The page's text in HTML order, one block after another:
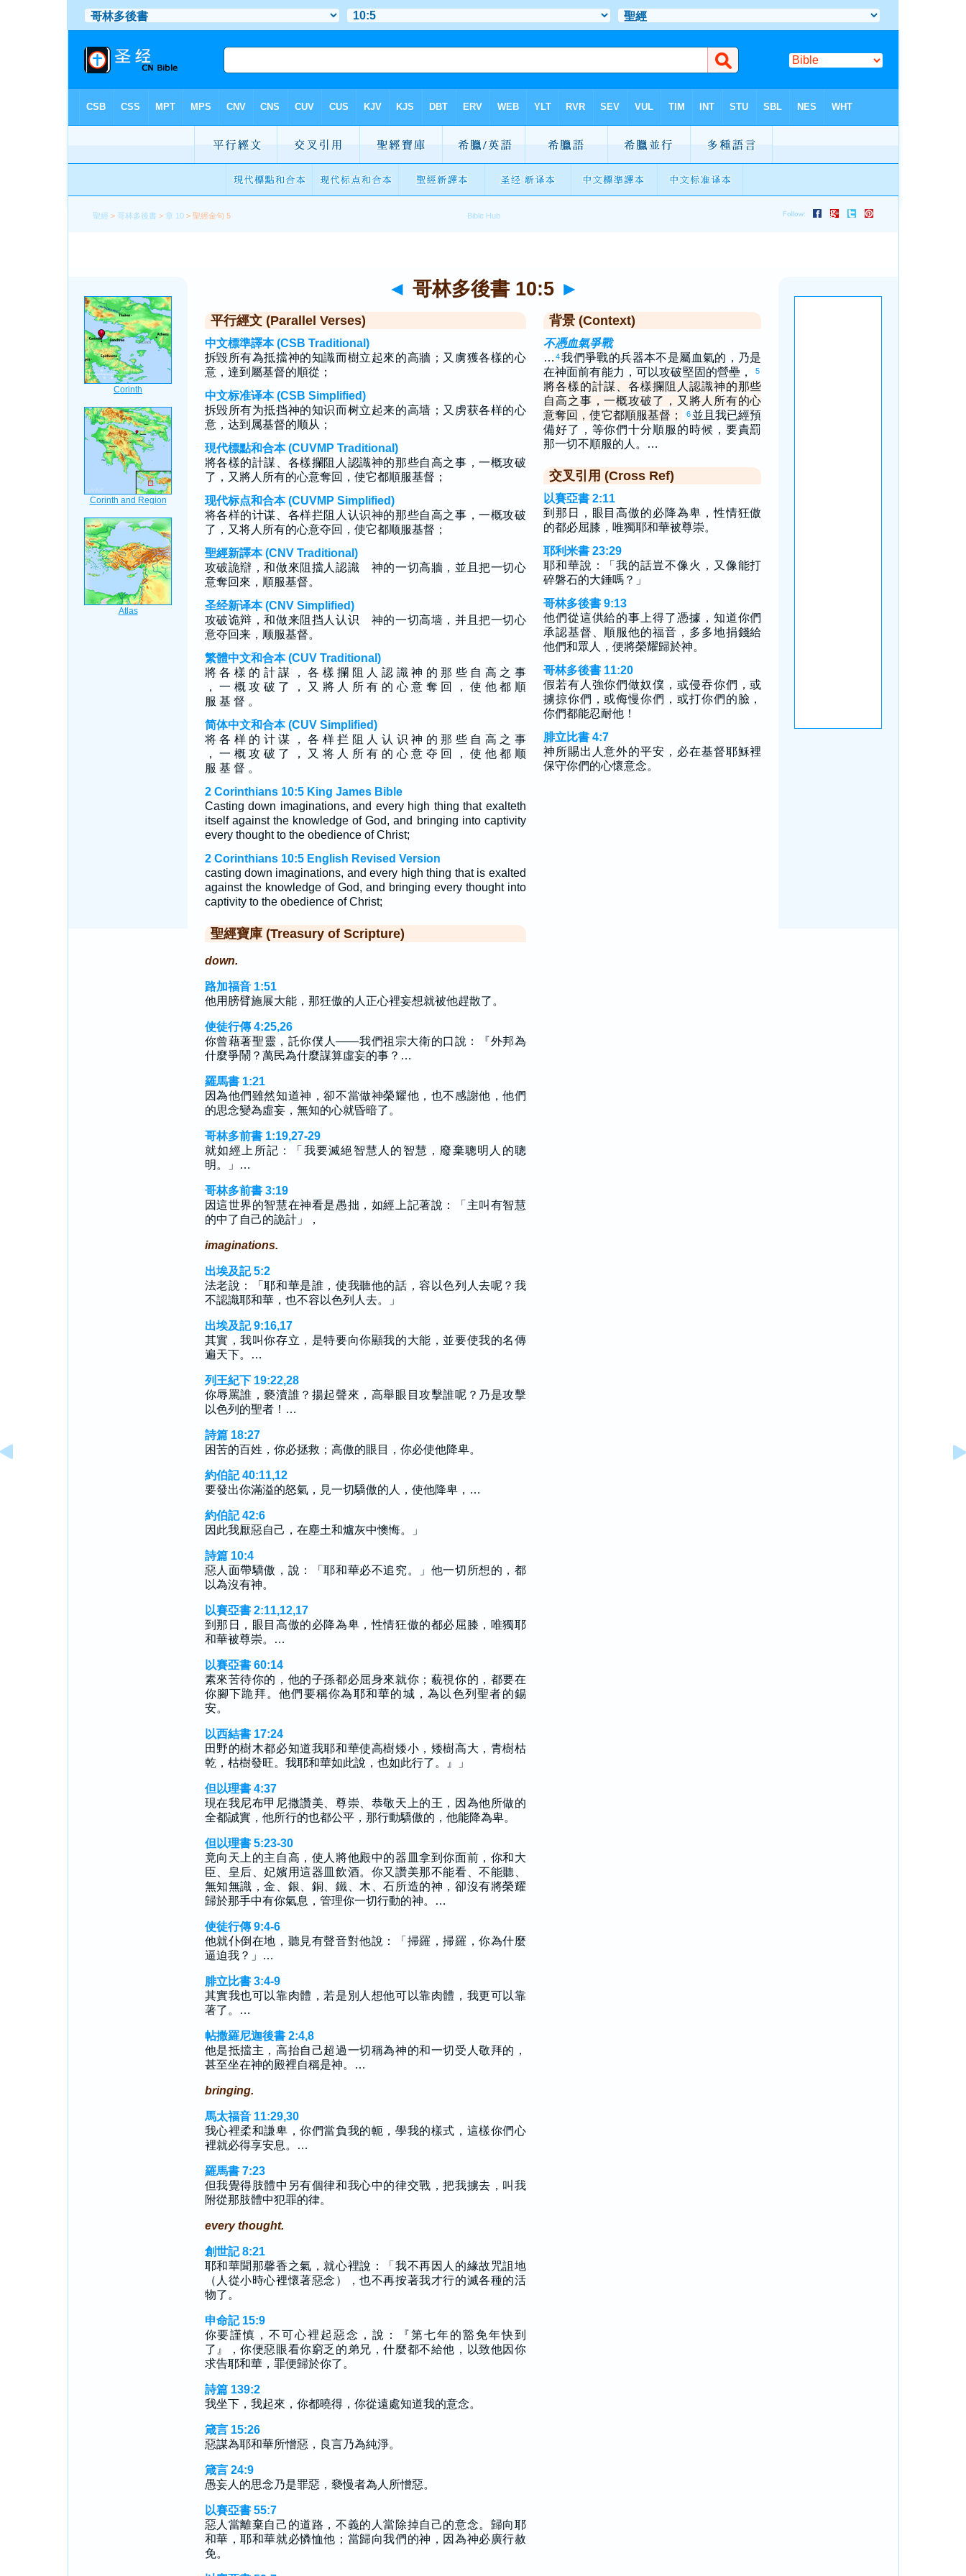
聖經 > 哥林多後書 > 章 10 > 聖經金句 5
◄ 哥林多後書 10:5 ►
平行經文 (Parallel Verses)
中文標準譯本 (CSB Traditional)
拆毀所有為抵擋神的知識而樹立起來的高牆；又虜獲各樣的心
意，達到屬基督的順從；
中文标准译本 (CSB Simplified)
拆毁所有为抵挡神的知识而树立起来的高墙；又虏获各样的心
意，达到属基督的顺从；
現代標點和合本 (CUVMP Traditional)
將各樣的計謀、各樣攔阻人認識神的那些自高之事，一概攻破
了，又將人所有的心意奪回，使它都順服基督；
现代标点和合本 (CUVMP Simplified)
将各样的计谋、各样拦阻人认识神的那些自高之事，一概攻破
了，又将人所有的心意夺回，使它都顺服基督；
聖經新譯本 (CNV Traditional)
攻破詭辯，和做來阻擋人認識 神的一切高牆，並且把一切心
意奪回來，順服基督。
圣经新译本 (CNV Simplified)
攻破诡辩，和做来阻挡人认识 神的一切高墙，并且把一切心
意夺回来，顺服基督。
繁體中文和合本 (CUV Traditional)
將 各 樣 的 計 謀 ， 各 樣 攔 阻 人 認 識 神 的 那 些 自 高 之 事
， 一 概 攻 破 了 ， 又 將 人 所 有 的 心 意 奪 回 ， 使 他 都 順
服 基 督 。
简体中文和合本 (CUV Simplified)
将 各 样 的 计 谋 ， 各 样 拦 阻 人 认 识 神 的 那 些 自 高 之 事
， 一 概 攻 破 了 ， 又 将 人 所 有 的 心 意 夺 回 ， 使 他 都 顺
服 基 督 。
2 Corinthians 10:5 King James Bible
Casting down imaginations, and every high thing that exalteth
itself against the knowledge of God, and bringing into captivity
every thought to the obedience of Christ;
2 Corinthians 10:5 English Revised Version
casting down imaginations, and every high thing that is exalted
against the knowledge of God, and bringing every thought into
captivity to the obedience of Christ;
聖經寶庫 (Treasury of Scripture)
down.
路加福音 1:51
他用膀臂施展大能，那狂傲的人正心裡妄想就被他趕散了。
使徒行傳 4:25,26
你曾藉著聖靈，託你僕人——我們祖宗大衛的口說：『外邦為
什麼爭鬧？萬民為什麼謀算虛妄的事？…
羅馬書 1:21
因為他們雖然知道神，卻不當做神榮耀他，也不感謝他，他們
的思念變為虛妄，無知的心就昏暗了。
哥林多前書 1:19,27-29
就如經上所記：「我要滅絕智慧人的智慧，廢棄聰明人的聰
明。」…
哥林多前書 3:19
因這世界的智慧在神看是愚拙，如經上記著說：「主叫有智慧
的中了自己的詭計」，
imaginations.
出埃及記 5:2
法老說：「耶和華是誰，使我聽他的話，容以色列人去呢？我
不認識耶和華，也不容以色列人去。」
出埃及記 9:16,17
其實，我叫你存立，是特要向你顯我的大能，並要使我的名傳
遍天下。…
列王紀下 19:22,28
你辱罵誰，褻瀆誰？揚起聲來，高舉眼目攻擊誰呢？乃是攻擊
以色列的聖者！…
詩篇 18:27
困苦的百姓，你必拯救；高傲的眼目，你必使他降卑。
約伯記 40:11,12
要發出你滿溢的怒氣，見一切驕傲的人，使他降卑，…
約伯記 42:6
因此我厭惡自己，在塵土和爐灰中懊悔。」
詩篇 10:4
惡人面帶驕傲，說：「耶和華必不追究。」他一切所想的，都
以為沒有神。
以賽亞書 2:11,12,17
到那日，眼目高傲的必降為卑，性情狂傲的都必屈膝，唯獨耶
和華被尊崇。…
以賽亞書 60:14
素來苦待你的，他的子孫都必屈身來就你；藐視你的，都要在
你腳下跪拜。他們要稱你為耶和華的城，為以色列聖者的錫
安。
以西結書 17:24
田野的樹木都必知道我耶和華使高樹矮小，矮樹高大，青樹枯
乾，枯樹發旺。我耶和華如此說，也如此行了。』」
但以理書 4:37
現在我尼布甲尼撒讚美、尊崇、恭敬天上的王，因為他所做的
全都誠實，他所行的也都公平，那行動驕傲的，他能降為卑。
但以理書 5:23-30
竟向天上的主自高，使人將他殿中的器皿拿到你面前，你和大
臣、皇后、妃嬪用這器皿飲酒。你又讚美那不能看、不能聽、
無知無識，金、銀、銅、鐵、木、石所造的神，卻沒有將榮耀
歸於那手中有你氣息，管理你一切行動的神。…
使徒行傳 9:4-6
他就仆倒在地，聽見有聲音對他說：「掃羅，掃羅，你為什麼
逼迫我？」…
腓立比書 3:4-9
其實我也可以靠肉體，若是別人想他可以靠肉體，我更可以靠
著了。…
帖撒羅尼迦後書 2:4,8
他是抵擋主，高抬自己超過一切稱為神的和一切受人敬拜的，
甚至坐在神的殿裡自稱是神。…
bringing.
馬太福音 11:29,30
我心裡柔和謙卑，你們當負我的軛，學我的樣式，這樣你們心
裡就必得享安息。…
羅馬書 7:23
但我覺得肢體中另有個律和我心中的律交戰，把我擄去，叫我
附從那肢體中犯罪的律。
every thought.
創世記 8:21
耶和華聞那馨香之氣，就心裡說：「我不再因人的緣故咒詛地
（人從小時心裡懷著惡念），也不再按著我才行的滅各種的活
物了。
申命記 15:9
你要謹慎，不可心裡起惡念，說：『第七年的豁免年快到
了』，你便惡眼看你窮乏的弟兄，什麼都不給他，以致他因你
求告耶和華，罪便歸於你了。
詩篇 139:2
我坐下，我起來，你都曉得，你從遠處知道我的意念。
箴言 15:26
惡謀為耶和華所憎惡，良言乃為純淨。
箴言 24:9
愚妄人的思念乃是罪惡，褻慢者為人所憎惡。
以賽亞書 55:7
惡人當離棄自己的道路，不義的人當除掉自己的意念。歸向耶
和華，耶和華就必憐恤他；當歸向我們的神，因為神必廣行赦
免。
背景 (Context)
不憑血氣爭戰
… 4我們爭戰的兵器本不是屬血氣的，乃是
在神面前有能力，可以攻破堅固的營壘，
5
將各樣的計謀、各樣攔阻人認識神的那些
自高之事，一概攻破了，又將人所有的心
意奪回，使它都順服基督；
6 並且我已經預
備好了，等你們十分順服的時候，要責罰
那一切不順服的人。…
交叉引用 (Cross Ref)
以賽亞書 2:11
到那日，眼目高傲的必降為卑，性情狂傲
的都必屈膝，唯獨耶和華被尊崇。
耶利米書 23:29
耶和華說：「我的話豈不像火，又像能打
碎磐石的大錘嗎？」
哥林多後書 9:13
他們從這供給的事上得了憑據，知道你們
承認基督、順服他的福音，多多地捐錢給
他們和眾人，便將榮耀歸於神。
哥林多後書 11:20
假若有人強你們做奴僕，或侵吞你們，或
擄掠你們，或侮慢你們，或打你們的臉，
你們都能忍耐他！
腓立比書 4:7
神所賜出人意外的平安，必在基督耶穌裡
保守你們的心懷意念。